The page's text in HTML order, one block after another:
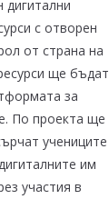
дигитални
с отворен
от страна на
ще бъдат
за
По проекта ще
учениците
им
участия в